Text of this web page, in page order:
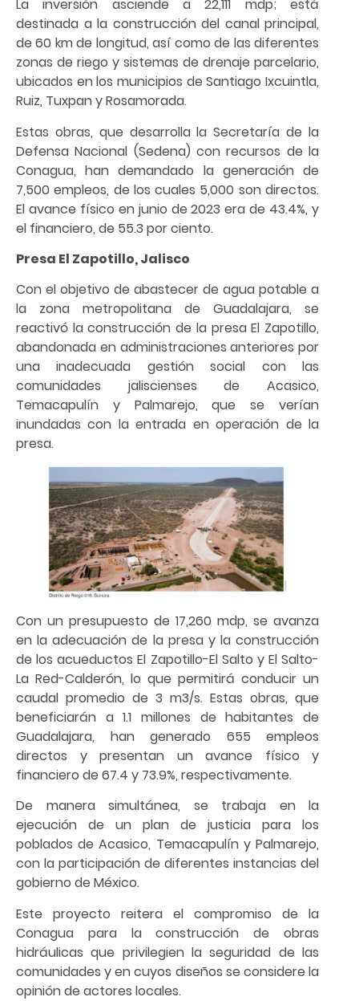
La inversión asciende a 22,111 mdp; está
destinada a la construcción del canal principal,
de 60 km de longitud, así como de las diferentes
zonas de riego y sistemas de drenaje parcelario,
ubicados en los municipios de Santiago Ixcuintla,
Ruiz, Tuxpan y Rosamorada.
Estas obras, que desarrolla la Secretaría de la
Defensa Nacional (Sedena) con recursos de la
Conagua, han demandado la generación de
7,500 empleos, de los cuales 5,000 son directos.
El avance físico en junio de 2023 era de 43.4%, y
el financiero, de 55.3 por ciento.
Presa El Zapotillo, Jalisco
Con el objetivo de abastecer de agua potable a
la zona metropolitana de Guadalajara, se
reactivó la construcción de la presa El Zapotillo,
abandonada en administraciones anteriores por
una inadecuada gestión social con las
comunidades jaliscienses de Acasico,
Temacapulín y Palmarejo, que se verían
inundadas con la entrada en operación de la
presa.
Con un presupuesto de 17,260 mdp, se avanza
en la adecuación de la presa y la construcción
de los acueductos El Zapotillo-El Salto y El Salto-
La Red-Calderón, lo que permitirá conducir un
caudal promedio de 3 m3/s. Estas obras, que
beneficiarán a 1.1 millones de habitantes de
Guadalajara, han generado 655 empleos
directos y presentan un avance físico y
financiero de 67.4 y 73.9%, respectivamente.
De manera simultánea, se trabaja en la
ejecución de un plan de justicia para los
poblados de Acasico, Temacapulín y Palmarejo,
con la participación de diferentes instancias del
gobierno de México.
Este proyecto reitera el compromiso de la
Conagua para la construcción de obras
hidráulicas que privilegien la seguridad de las
comunidades y en cuyos diseños se considere la
opinión de actores locales.